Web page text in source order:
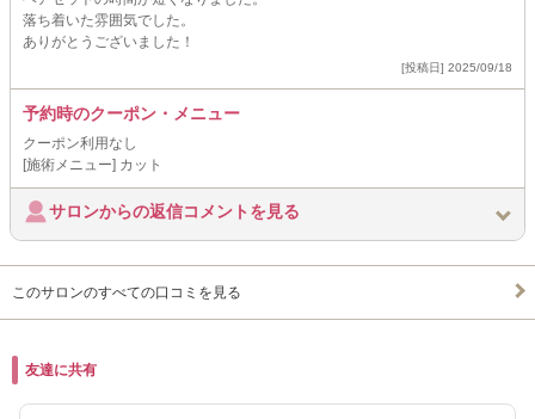
落ち着いた雰囲気でした。
ありがとうございました！
[投稿日] 2025/09/18
予約時のクーポン・メニュー
クーポン利用なし
[施術メニュー] カット
サロンからの返信コメントを見る
このサロンのすべての口コミを見る
友達に共有